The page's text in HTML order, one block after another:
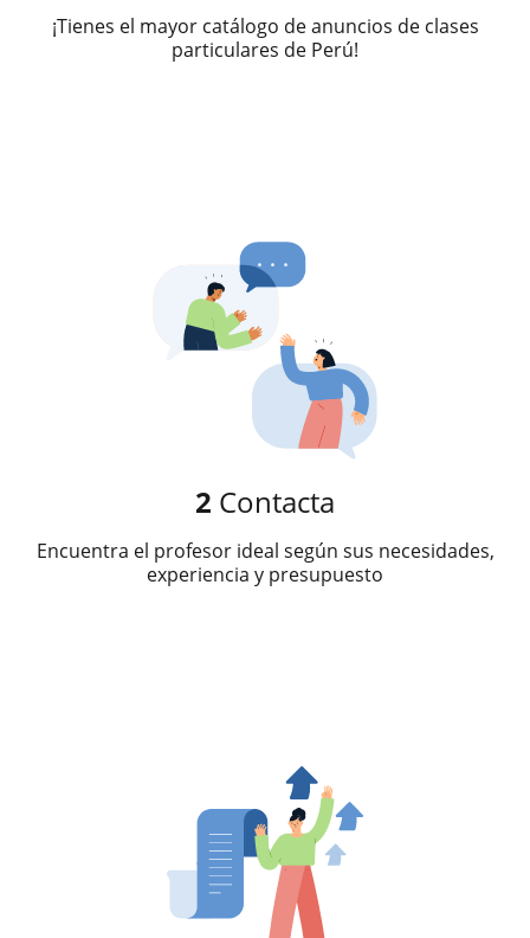
¡Tienes el mayor catálogo de anuncios de clases
particulares de Perú!
2 Contacta
Encuentra el profesor ideal según sus necesidades,
experiencia y presupuesto